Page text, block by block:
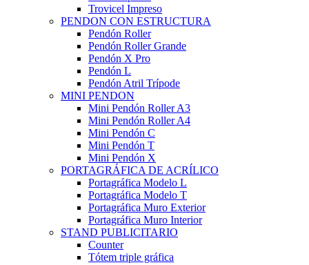
Trovicel Impreso
PENDON CON ESTRUCTURA
Pendón Roller
Pendón Roller Grande
Pendón X Pro
Pendón L
Pendón Atril Trípode
MINI PENDON
Mini Pendón Roller A3
Mini Pendón Roller A4
Mini Pendón C
Mini Pendón T
Mini Pendón X
PORTAGRÁFICA DE ACRÍLICO
Portagráfica Modelo L
Portagráfica Modelo T
Portagráfica Muro Exterior
Portagráfica Muro Interior
STAND PUBLICITARIO
Counter
Tótem triple gráfica